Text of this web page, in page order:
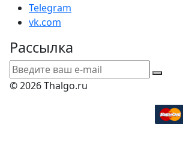
Telegram
vk.com
Рассылка
© 2026 Thalgo.ru